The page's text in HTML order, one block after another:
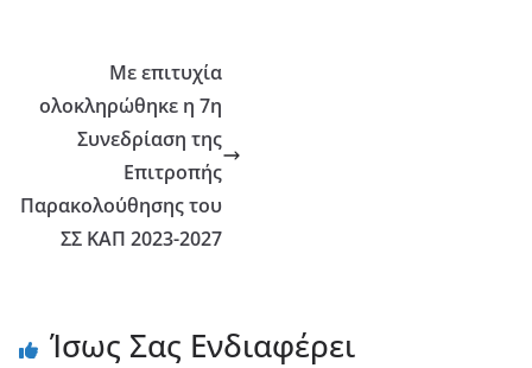
Με επιτυχία
ολοκληρώθηκε η 7η
Συνεδρίαση της
Επιτροπής
Παρακολούθησης του
ΣΣ ΚΑΠ 2023-2027
Ίσως Σας Ενδιαφέρει